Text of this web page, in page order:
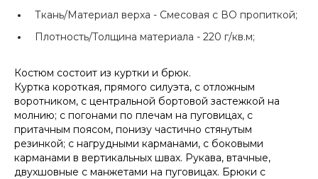
Ткань/Материал верха - Смесовая с ВО пропиткой;
Плотность/Толщина материала - 220 г/кв.м;
Костюм состоит из куртки и брюк.
Куртка короткая, прямого силуэта, с отложным
воротником, с центральной бортовой застежкой на
молнию; с погонами по плечам на пуговицах, с
притачным поясом, понизу частично стянутым
резинкой; с нагрудными карманами, с боковыми
карманами в вертикальных швах. Рукава, втачные,
двухшовные с манжетами на пуговицах. Брюки с